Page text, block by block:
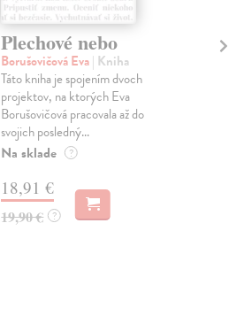
Plechové nebo
Borušovičová Eva| Kniha
Táto kniha je spojením dvoch
projektov, na ktorých Eva
Borušovičová pracovala až do
svojich posledný...
Na sklade ?
18,91 €
19,90 € ?